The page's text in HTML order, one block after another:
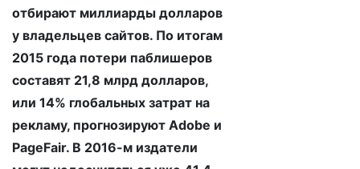
отбирают миллиарды долларов
у владельцев сайтов. По итогам
2015 года потери паблишеров
составят 21,8 млрд долларов,
или 14% глобальных затрат на
рекламу, прогнозируют Adobe и
PageFair. В 2016-м издатели